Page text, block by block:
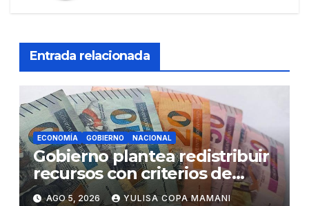
Entrada relacionada
ECONOMÍA GOBIERNO NACIONAL
Gobierno plantea redistribuir
recursos con criterios de
eficiencia y esfuerzo fiscal
AGO 5, 2026 YULISA COPA MAMANI